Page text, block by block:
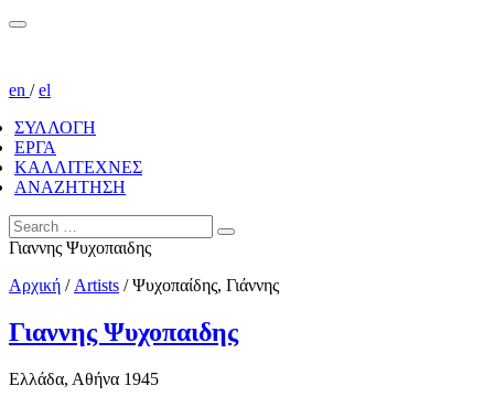
en /el
ΣΥΛΛΟΓΗ
ΕΡΓΑ
ΚΑΛΛΙΤΕΧΝΕΣ
ΑΝΑΖΗΤΗΣΗ
Γιαννης Ψυχοπαιδης
Αρχική / Artists /Ψυχοπαίδης, Γιάννης
Γιαννης Ψυχοπαιδης
Ελλάδα, Αθήνα 1945